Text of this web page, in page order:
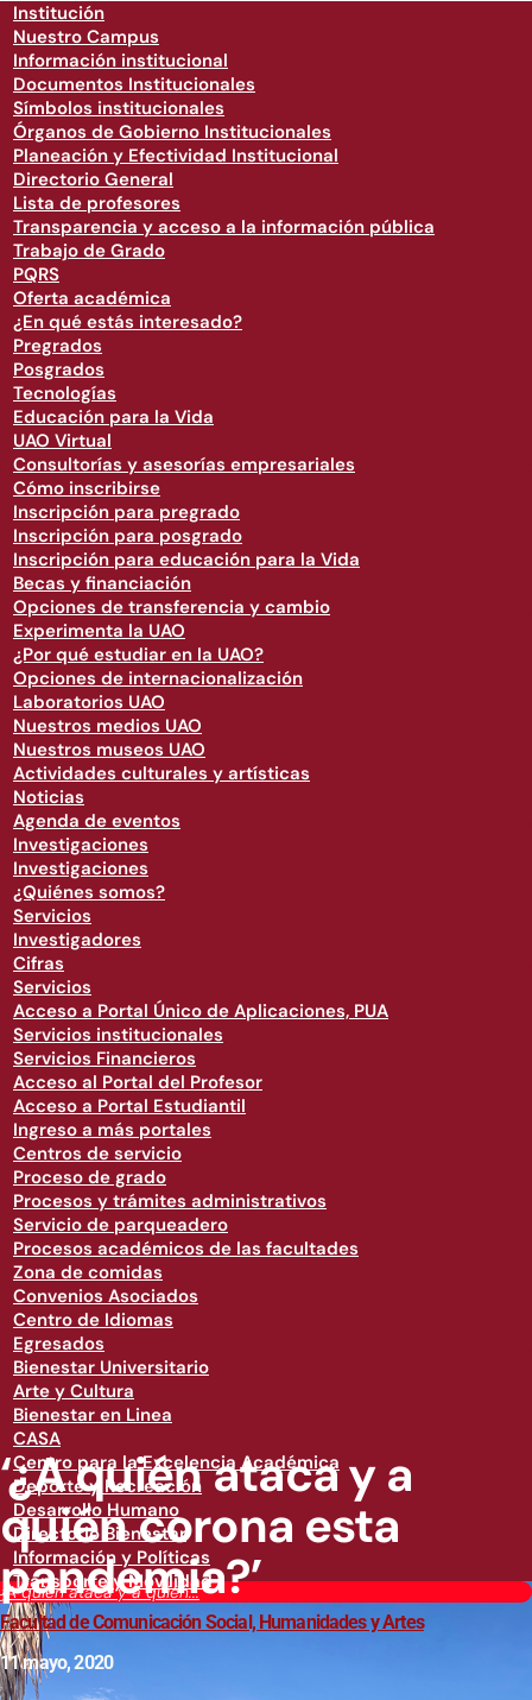
Institución
Nuestro Campus
Información institucional
Documentos Institucionales
Símbolos institucionales
Órganos de Gobierno Institucionales
Planeación y Efectividad Institucional
Directorio General
Lista de profesores
Transparencia y acceso a la información pública
Trabajo de Grado
PQRS
Oferta académica
¿En qué estás interesado?
Pregrados
Posgrados
Tecnologías
Educación para la Vida
UAO Virtual
Consultorías y asesorías empresariales
Cómo inscribirse
Inscripción para pregrado
Inscripción para posgrado
Inscripción para educación para la Vida
Becas y financiación
Opciones de transferencia y cambio
Experimenta la UAO
¿Por qué estudiar en la UAO?
Opciones de internacionalización
Laboratorios UAO
Nuestros medios UAO
Nuestros museos UAO
Actividades culturales y artísticas
Noticias
Agenda de eventos
Investigaciones
Investigaciones
¿Quiénes somos?
Servicios
Investigadores
Cifras
Servicios
Acceso a Portal Único de Aplicaciones, PUA
Servicios institucionales
Servicios Financieros
Acceso al Portal del Profesor
Acceso a Portal Estudiantil
Ingreso a más portales
Centros de servicio
Proceso de grado
Procesos y trámites administrativos
Servicio de parqueadero
Procesos académicos de las facultades
Zona de comidas
Convenios Asociados
Centro de Idiomas
Egresados
Bienestar Universitario
Arte y Cultura
Bienestar en Linea
CASA
Centro para la Excelencia Académica
Deporte y Recreación
Desarrollo Humano
Directorio Bienestar
Información y Políticas
Transporte y Movilidad
quién ataca y a quién...
‘¿A quién ataca y a
quién corona esta
pandemia?’
Facultad de Comunicación Social, Humanidades y Artes
11 mayo, 2020